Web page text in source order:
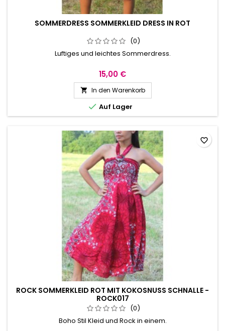
SOMMERDRESS SOMMERKLEID DRESS IN ROT
(0)
Luftiges und leichtes Sommerdress.
15,00 €
 In den Warenkorb
 Auf Lager
ROCK SOMMERKLEID ROT MIT KOKOSNUSS SCHNALLE -
ROCK017
(0)
Boho Stil Kleid und Rock in einem.
favorite_border